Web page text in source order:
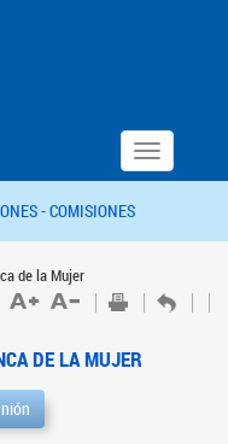
Toggle
navigation
-COMISIONES
de la Mujer
DE LA MUJER